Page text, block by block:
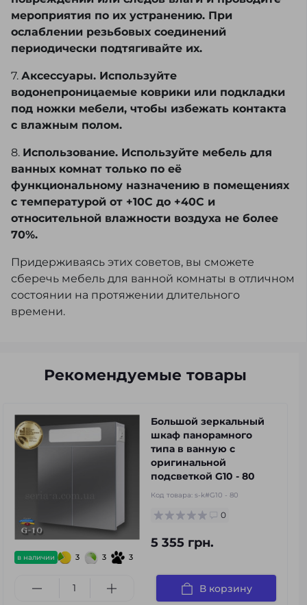
мероприятия по их устранению. При
ослаблении резьбовых соединений
периодически подтягивайте их.
7. Аксессуары. Используйте
водонепроницаемые коврики или подкладки
под ножки мебели, чтобы избежать контакта
с влажным полом.
8. Использование. Используйте мебель для
ванных комнат только по её
функциональному назначению в помещениях
с температурой от +10С до +40С и
относительной влажности воздуха не более
70%.
Придерживаясь этих советов, вы сможете
сберечь мебель для ванной комнаты в отличном
состоянии на протяжении длительного
времени.
Рекомендуемые товары
в наличии 3 3 3
Большой зеркальный
шкаф панорамного
типа в ванную с
оригинальной
подсветкой G10 - 80
Код товара: s-k#G10 - 80
0
5 355 грн.
В корзину